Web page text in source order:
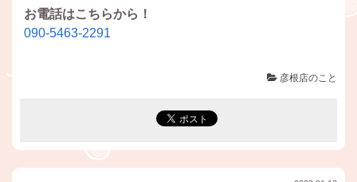
お電話はこちらから！
090-5463-2291
彦根店のこと